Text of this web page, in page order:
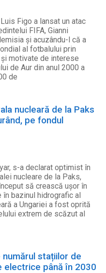
Figo a lansat un atac
FIFA, Gianni
și acuzându-l că a
al fotbalului prin
motivate de interese
de Aur din anul 2000 a
de
nucleară de la Paks
pe fondul
s-a declarat optimist în
nucleare de la Paks,
să crească ușor în
bazinul hidrografic al
a Ungariei a fost oprită
extrem de scăzut al
stațiilor de
electrice până în 2030